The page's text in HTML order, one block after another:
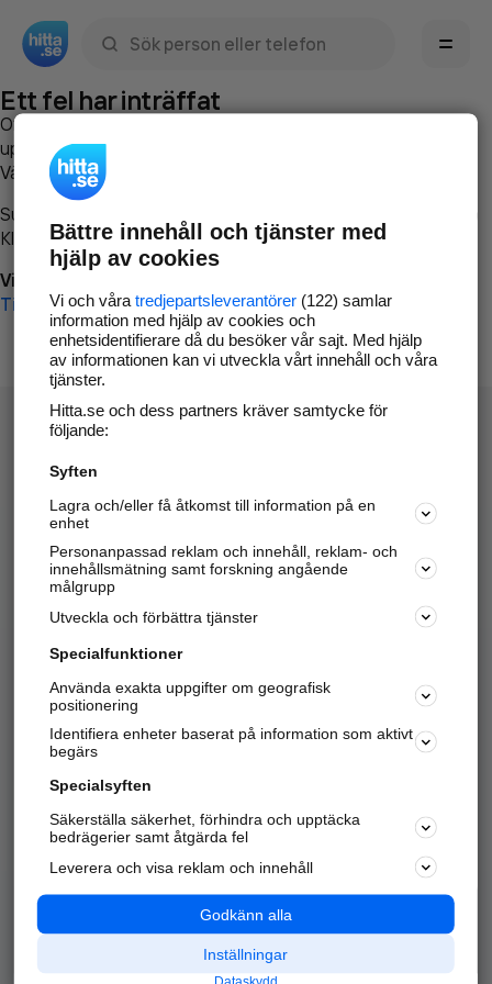
Ett fel har inträffat
Om du vill kan du
uppstod så att vi lättare och snabbare kan avhjälpa det.
Vänligen försök med följande:
Surfa till
Klicka påTillbaka-knappen i webbläsaren och försök igen
Vi beklagar besväret!
Till startsidan
Hitta.se - Gratis nummerupplysning.
Sök företag, personer och platser.
Hitta telefonnummer, adresser, företagsinfo mm.
Marknadsför företaget
Kom igång och annonsera mot
samarbetspartners nära dig.
Alla kategorier
Populära sökningar
API & Kartor
Annonsera
Integritet
Nödnummer
Bättre innehåll och tjänster med
hjälp av cookies
Vi och våra tredjepartsleverantörer(122) samlar
information med hjälp av cookies och
enhetsidentifierare då du besöker vår sajt. Med hjälp
av informationen kan vi utveckla vårt innehåll och våra
tjänster.
Hitta.se och dess partners kräver samtycke för
följande:
Syften
Lagra och/eller få åtkomst till information på en
enhet
Personanpassad reklam och innehåll, reklam- och
innehållsmätning samt forskning angående
målgrupp
Utveckla och förbättra tjänster
Specialfunktioner
Använda exakta uppgifter om geografisk
positionering
Identifiera enheter baserat på information som aktivt
begärs
Specialsyften
Säkerställa säkerhet, förhindra och upptäcka
bedrägerier samt åtgärda fel
Leverera och visa reklam och innehåll
Godkänn alla
Inställningar
Dataskydd